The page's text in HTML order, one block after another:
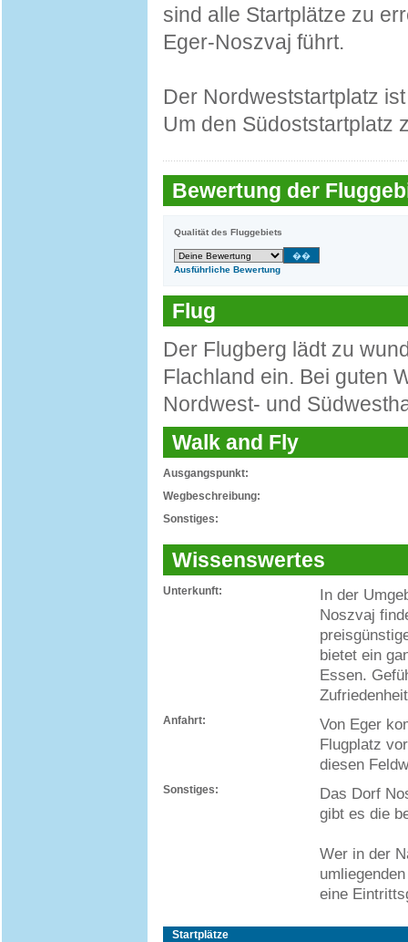
sind alle Startplätze zu
Eger-Noszvaj führt.
Der Nordweststartplatz
Um den Südoststartplatz
Bewertung der
Qualität des Fluggebiets
Ausführliche Bewertung
Flug
Der Flugberg lädt zu
Flachland ein. Bei guten
Nordwest- und
Walk and Fly
Ausgangspunkt:
Wegbeschreibung:
Sonstiges:
Wissenswertes
Unterkunft:
In der
Noszvaj
bietet ein
Essen.
Anfahrt:
Von Eger
Flugplatz
diesen
Sonstiges:
Das Dorf
gibt es die
Wer in der
eine
Startplätze